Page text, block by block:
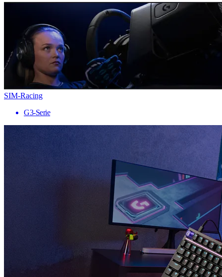
SIM-Racing
G3-Serie